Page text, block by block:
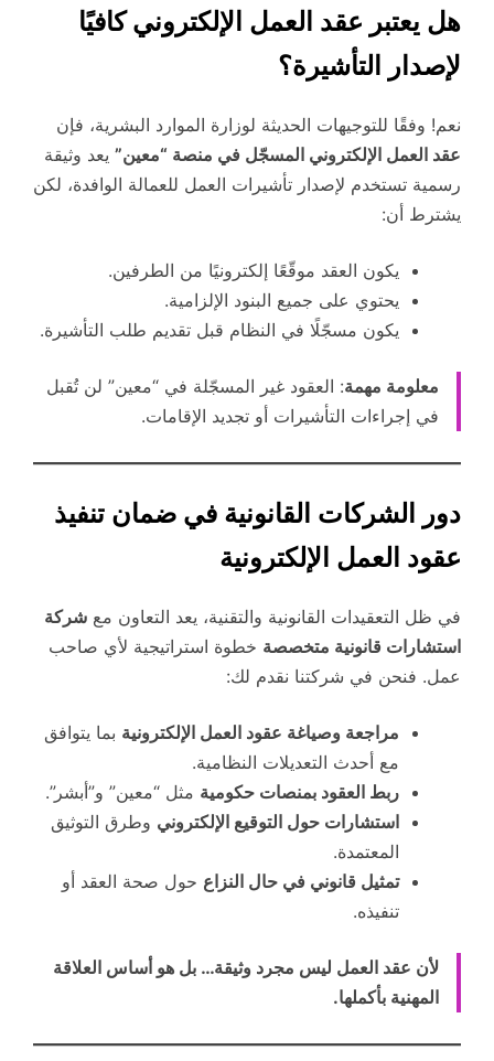
هل يعتبر عقد العمل الإلكتروني كافيًا
لإصدار التأشيرة؟
نعم! وفقًا للتوجيهات الحديثة لوزارة الموارد البشرية، فإن
عقد العمل الإلكتروني المسجّل في منصة “معين” يعد وثيقة
رسمية تستخدم لإصدار تأشيرات العمل للعمالة الوافدة، لكن
يشترط أن:
يكون العقد موقّعًا إلكترونيًا من الطرفين.
يحتوي على جميع البنود الإلزامية.
يكون مسجّلًا في النظام قبل تقديم طلب التأشيرة.
معلومة مهمة: العقود غير المسجّلة في “معين” لن تُقبل
في إجراءات التأشيرات أو تجديد الإقامات.
دور الشركات القانونية في ضمان تنفيذ
عقود العمل الإلكترونية
في ظل التعقيدات القانونية والتقنية، يعد التعاون مع شركة
استشارات قانونية متخصصة خطوة استراتيجية لأي صاحب
عمل. فنحن في شركتنا نقدم لك:
مراجعة وصياغة عقود العمل الإلكترونية بما يتوافق
مع أحدث التعديلات النظامية.
ربط العقود بمنصات حكومية مثل “معين” و”أبشر”.
استشارات حول التوقيع الإلكتروني وطرق التوثيق
المعتمدة.
تمثيل قانوني في حال النزاع حول صحة العقد أو
تنفيذه.
لأن عقد العمل ليس مجرد وثيقة… بل هو أساس العلاقة
المهنية بأكملها.